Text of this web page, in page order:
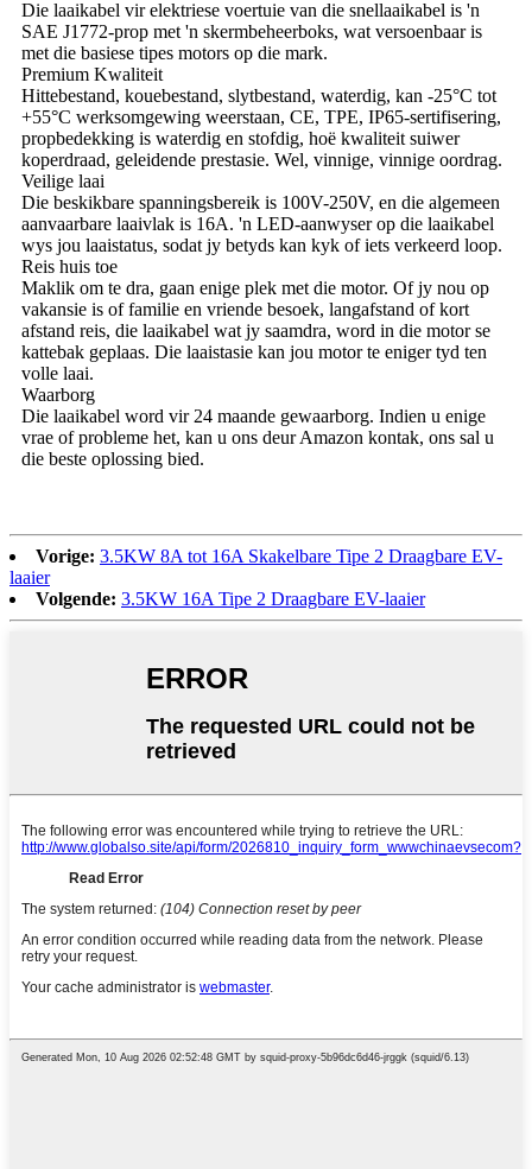
Die laaikabel vir elektriese voertuie van die snellaaikabel is 'n
SAE J1772-prop met 'n skermbeheerboks, wat versoenbaar is
met die basiese tipes motors op die mark.
Premium Kwaliteit
Hittebestand, kouebestand, slytbestand, waterdig, kan -25°C tot
+55°C werksomgewing weerstaan, CE, TPE, IP65-sertifisering,
propbedekking is waterdig en stofdig, hoë kwaliteit suiwer
koperdraad, geleidende prestasie. Wel, vinnige, vinnige oordrag.
Veilige laai
Die beskikbare spanningsbereik is 100V-250V, en die algemeen
aanvaarbare laaivlak is 16A. 'n LED-aanwyser op die laaikabel
wys jou laaistatus, sodat jy betyds kan kyk of iets verkeerd loop.
Reis huis toe
Maklik om te dra, gaan enige plek met die motor. Of jy nou op
vakansie is of familie en vriende besoek, langafstand of kort
afstand reis, die laaikabel wat jy saamdra, word in die motor se
kattebak geplaas. Die laaistasie kan jou motor te eniger tyd ten
volle laai.
Waarborg
Die laaikabel word vir 24 maande gewaarborg. Indien u enige
vrae of probleme het, kan u ons deur Amazon kontak, ons sal u
die beste oplossing bied.
Vorige: 3.5KW 8A tot 16A Skakelbare Tipe 2 Draagbare EV-
laaier
Volgende: 3.5KW 16A Tipe 2 Draagbare EV-laaier